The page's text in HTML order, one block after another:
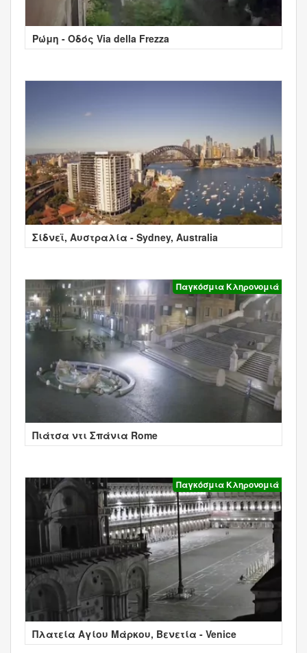
Ρώμη - Οδός Via della Frezza
Σίδνεϊ, Αυστραλία - Sydney, Australia
Παγκόσμια Κληρονομιά
Πιάτσα ντι Σπάνια Rome
Παγκόσμια Κληρονομιά
Πλατεία Αγίου Μάρκου, Βενετία - Venice